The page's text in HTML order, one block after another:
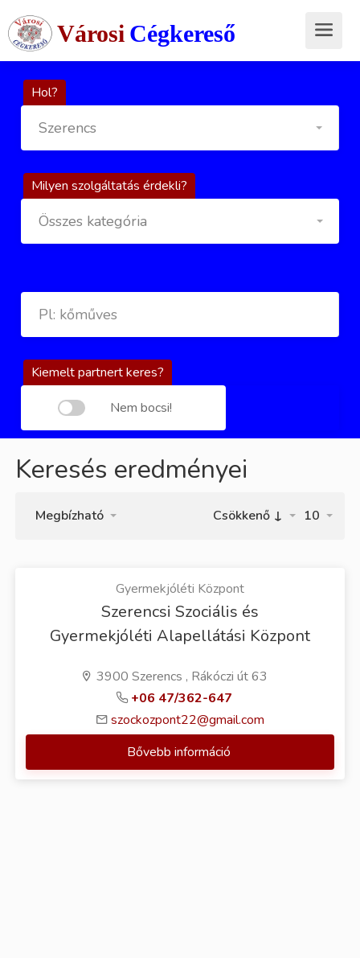
Városi Cégkereső
Hol?
Szerencs
Milyen szolgáltatás érdekli?
Összes kategória
Kiemelt partnert keres?
Nem bocsi!
Keresés eredményei
10
Megbízható Csökkenő ↓
Gyermekjóléti Központ
Szerencsi Szociális és
Gyermekjóléti Alapellátási Központ
3900 Szerencs , Rákóczi út 63
+06 47/362-647
szockozpont22@gmail.com
Bővebb információ